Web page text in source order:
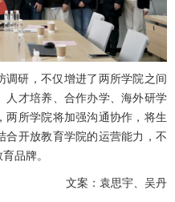
调研，不仅增进了两所学院之间
人才培养、合作办学、海外研学
两所学院将加强沟通协作，将生
合开放教育学院的运营能力，不
品牌。
文案：袁思宇、吴丹